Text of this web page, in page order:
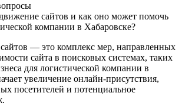
сайтов и как оно может помочь
компании в Хабаровске?
— это комплекс мер, направленных
сайта в поисковых системах, таких
для логистической компании в
увеличение онлайн-присутствия,
посетителей и потенциальное